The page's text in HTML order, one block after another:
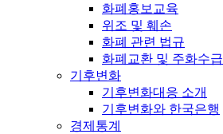
화폐홍보교육
위조 및 훼손
화폐 관련 법규
화폐교환 및 주화수급
기후변화
기후변화대응 소개
기후변화와 한국은행
경제통계